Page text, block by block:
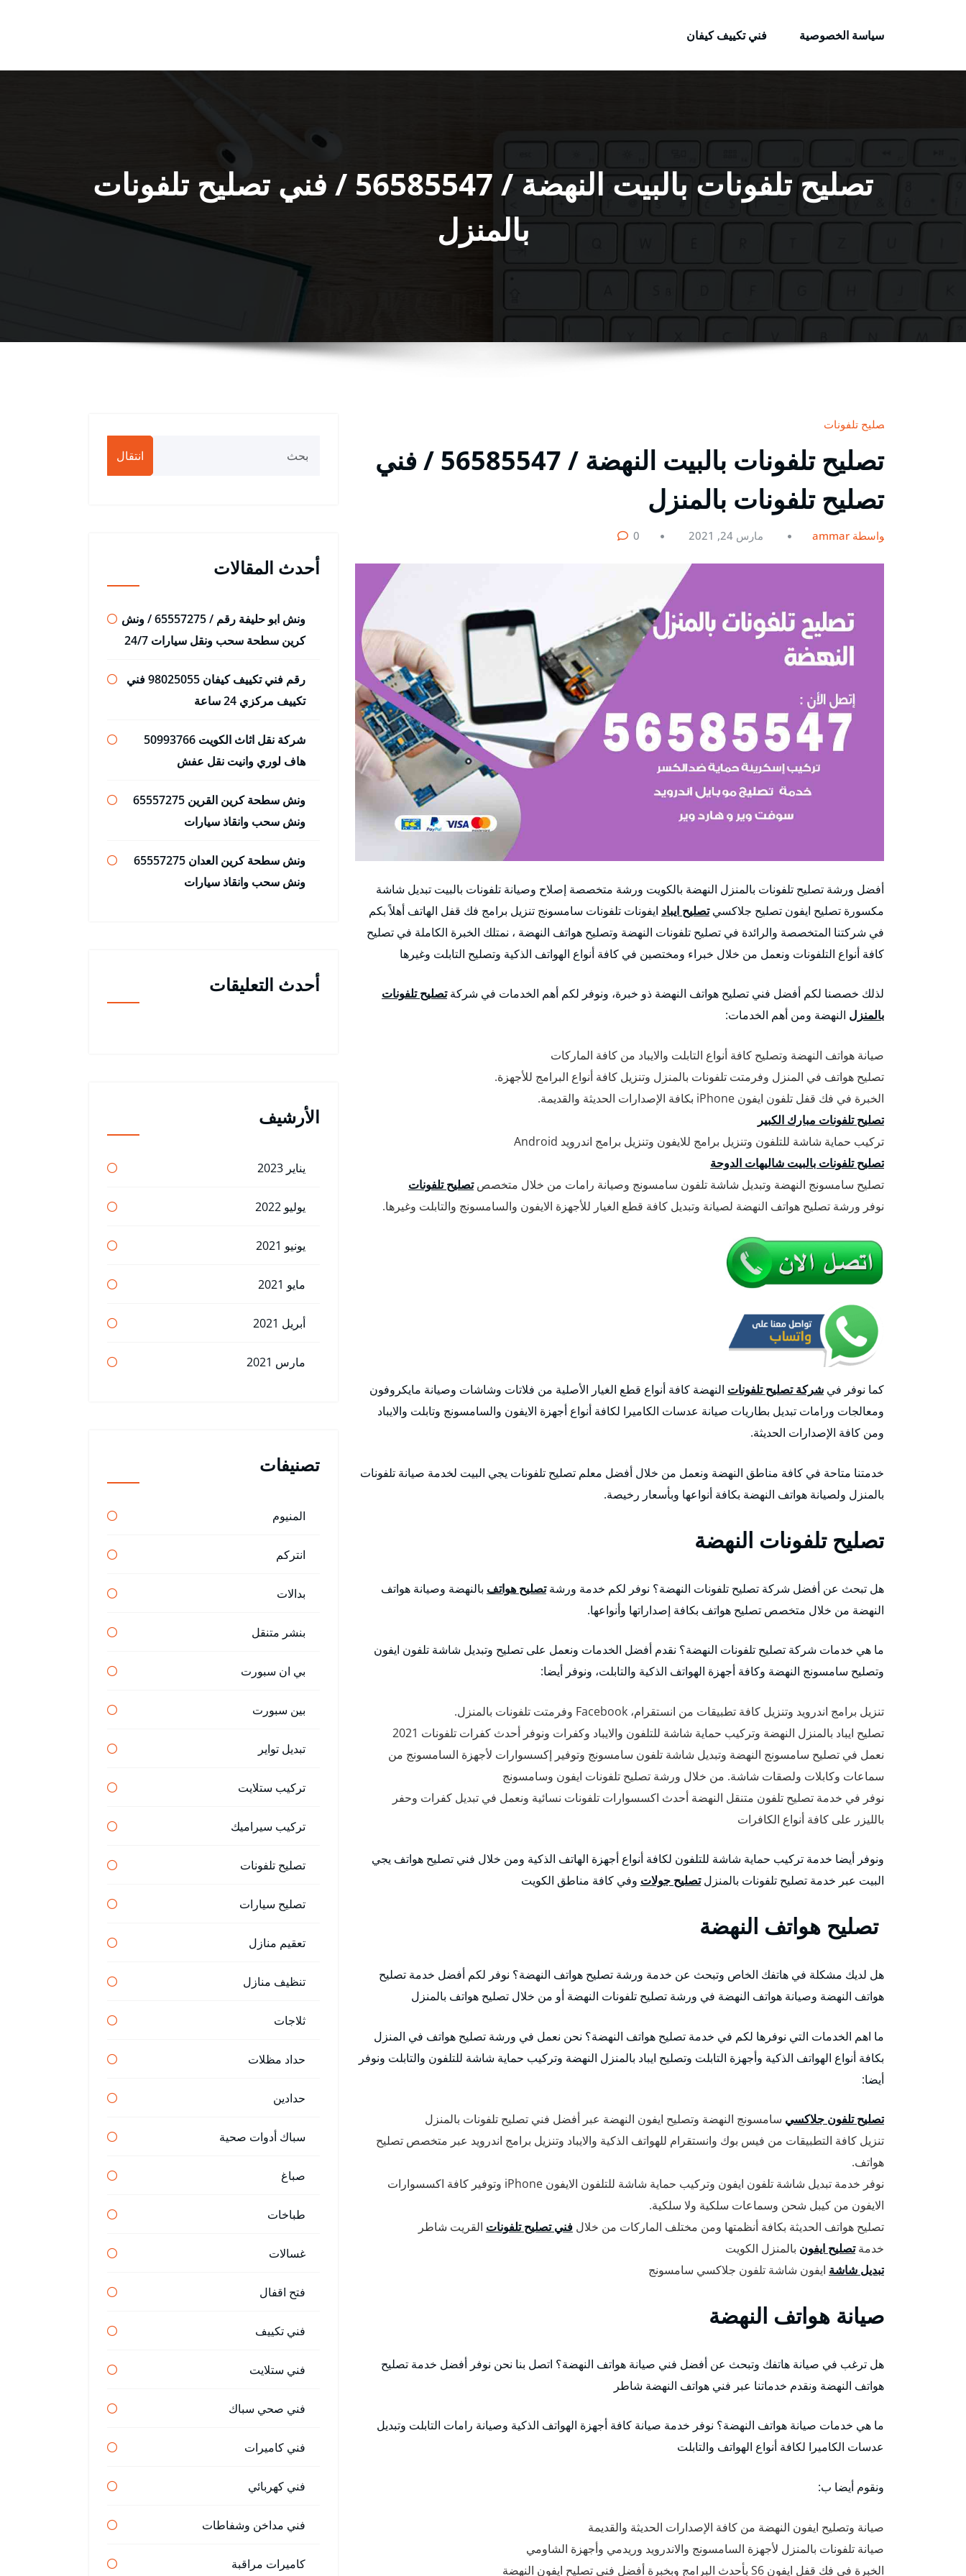
سياسة الخصوصية
فني تكييف كيفان
تصليح تلفونات بالبيت النهضة / 56585547 / فني تصليح تلفونات
بالمنزل
تصليح تلفونات
تصليح تلفونات بالبيت النهضة / 56585547 / فني
تصليح تلفونات بالمنزل
بواسطة ammar مارس 24, 2021 0
أفضل ورشة تصليح تلفونات بالمنزل النهضة بالكويت ورشة متخصصة إصلاح وصيانة تلفونات بالبيت تبديل شاشة
مكسورة تصليح ايفون تصليح جلاكسيتصليح ايباد ايفونات تلفونات سامسونج تنزيل برامج فك قفل الهاتف أهلاً بكم
في شركتنا المتخصصة والرائدة في تصليح تلفونات النهضة وتصليح هواتف النهضة ، نمتلك الخبرة الكاملة في تصليح
كافة أنواع التلفونات ونعمل من خلال خبراء ومختصين في كافة أنواع الهواتف الذكية وتصليح التابلت وغيرها
لذلك خصصنا لكم أفضل فني تصليح هواتف النهضة ذو خبرة، ونوفر لكم أهم الخدمات في شركةتصليح تلفونات
بالمنزل النهضة ومن أهم الخدمات:
صيانة هواتف النهضة وتصليح كافة أنواع التابلت والايباد من كافة الماركات
تصليح هواتف في المنزل وفرمتت تلفونات بالمنزل وتنزيل كافة أنواع البرامج للأجهزة.
الخبرة في فك قفل تلفون ايفون iPhone بكافة الإصدارات الحديثة والقديمة.
تصليح تلفونات مبارك الكبير
تركيب حماية شاشة للتلفون وتنزيل برامج للايفون وتنزيل برامج اندرويد Android
تصليح تلفونات بالبيت شاليهات الدوحة
تصليح سامسونج النهضة وتبديل شاشة تلفون سامسونج وصيانة رامات من خلال متخصصتصليح تلفونات
نوفر ورشة تصليح هواتف النهضة لصيانة وتبديل كافة قطع الغيار للأجهزة الايفون والسامسونج والتابلت وغيرها.
كما نوفر في شركة تصليح تلفونات النهضة كافة أنواع قطع الغيار الأصلية من فلاتات وشاشات وصيانة مايكروفون
ومعالجات ورامات تبديل بطاريات صيانة عدسات الكاميرا لكافة أنواع أجهزة الايفون والسامسونج وتابلت والايباد
ومن كافة الإصدارات الحديثة.
خدمتنا متاحة في كافة مناطق النهضة ونعمل من خلال أفضل معلم تصليح تلفونات يجي البيت لخدمة صيانة تلفونات
بالمنزل ولصيانة هواتف النهضة بكافة أنواعها وبأسعار رخيصة.
تصليح تلفونات النهضة
هل تبحث عن أفضل شركة تصليح تلفونات النهضة؟ نوفر لكم خدمة ورشةتصليح هواتف بالنهضة وصيانة هواتف
النهضة من خلال متخصص تصليح هواتف بكافة إصداراتها وأنواعها.
ما هي خدمات شركة تصليح تلفونات النهضة؟ نقدم أفضل الخدمات ونعمل على تصليح وتبديل شاشة تلفون ايفون
وتصليح سامسونج النهضة وكافة أجهزة الهواتف الذكية والتابلت، ونوفر أيضا:
تنزيل برامج اندرويد وتنزيل كافة تطبيقات من انستقرام، Facebook وفرمتت تلفونات بالمنزل.
تصليح ايباد بالمنزل النهضة وتركيب حماية شاشة للتلفون والايباد وكفرات ونوفر أحدث كفرات تلفونات 2021
نعمل في تصليح سامسونج النهضة وتبديل شاشة تلفون سامسونج وتوفير إكسسوارات لأجهزة السامسونج من
سماعات وكابلات ولصقات شاشة. من خلال ورشة تصليح تلفونات ايفون وسامسونج
نوفر في خدمة تصليح تلفون متنقل النهضة أحدث اكسسوارات تلفونات نسائية ونعمل في تبديل كفرات وحفر
بالليزر على كافة أنواع الكافرات
ونوفر أيضا خدمة تركيب حماية شاشة للتلفون لكافة أنواع أجهزة الهاتف الذكية ومن خلال فني تصليح هواتف يجي
البيت عبر خدمة تصليح تلفونات بالمنزلتصليح جولات وفي كافة مناطق الكويت
تصليح هواتف النهضة
هل لديك مشكلة في هاتفك الخاص وتبحث عن خدمة ورشة تصليح هواتف النهضة؟ نوفر لكم أفضل خدمة تصليح
هواتف النهضة وصيانة هواتف النهضة في ورشة تصليح تلفونات النهضة أو من خلال تصليح هواتف بالمنزل
ما اهم الخدمات التي نوفرها لكم في خدمة تصليح هواتف النهضة؟ نحن نعمل في ورشة تصليح هواتف في المنزل
بكافة أنواع الهواتف الذكية وأجهزة التابلت وتصليح ايباد بالمنزل النهضة وتركيب حماية شاشة للتلفون والتابلت ونوفر
أيضا:
تصليح تلفون جلاكسي سامسونج النهضة وتصليح ايفون النهضة عبر أفضل فني تصليح تلفونات بالمنزل
تنزيل كافة التطبيقات من فيس بوك وانستقرام للهواتف الذكية والايباد وتنزيل برامج اندرويد عبر متخصص تصليح
هواتف.
نوفر خدمة تبديل شاشة تلفون ايفون وتركيب حماية شاشة للتلفون الايفون iPhone وتوفير كافة اكسسوارات
الايفون من كيبل شحن وسماعات سلكية ولا سلكية.
تصليح هواتف الحديثة بكافة أنظمتها ومن مختلف الماركات من خلال فني تصليح تلفونات القريت شاطر
خدمةتصليح ايفون بالمنزل الكويت
تبديل شاشة ايفون شاشة تلفون جلاكسي سامسونج
صيانة هواتف النهضة
هل ترغب في صيانة هاتفك وتبحث عن أفضل فني صيانة هواتف النهضة؟ اتصل بنا نحن نوفر أفضل خدمة تصليح
هواتف النهضة ونقدم خدماتنا عبر فني هواتف النهضة شاطر
ما هي خدمات صيانة هواتف النهضة؟ نوفر خدمة صيانة كافة أجهزة الهواتف الذكية وصيانة رامات التابلت وتبديل
عدسات الكاميرا لكافة أنواع الهواتف والتابلت
ونقوم أيضا ب:
صيانة وتصليح ايفون النهضة من كافة الإصدارات الحديثة والقديمة
صيانة تلفونات بالمنزل لأجهزة السامسونج والاندرويد وريدمي وأجهزة الشاومي
الخبرة في فك قفل ايفون S6 بأحدث البرامج وبخبرة أفضل فني تصليح ايفون النهضة
انتقال
أحدث المقالات
ونش ابو حليفة رقم / 65557275 / ونش
كرين سطحة سحب ونقل سيارات 24/7
رقم فني تكييف كيفان 98025055 فني
تكييف مركزي 24 ساعة
شركة نقل اثاث الكويت 50993766
هاف لوري وانيت نقل عفش
ونش سطحة كرين القرين 65557275
ونش سحب وانقاذ سيارات
ونش سطحة كرين العدان 65557275
ونش سحب وانقاذ سيارات
أحدث التعليقات
الأرشيف
يناير 2023
يوليو 2022
يونيو 2021
مايو 2021
أبريل 2021
مارس 2021
تصنيفات
المنيوم
انتركم
بدالات
بنشر متنقل
بي ان سبورت
بين سبورت
تبديل تواير
تركيب ستلايت
تركيب سيراميك
تصليح تلفونات
تصليح سيارات
تعقيم منازل
تنظيف منازل
ثلاجات
حداد مظلات
حدادين
سباك أدوات صحية
صباغ
طباخات
غسالات
فتح اقفال
فني تكييف
فني ستلايت
فني صحي سباك
فني كاميرات
فني كهربائي
فني مداخن وشفاطات
كاميرات مراقبة